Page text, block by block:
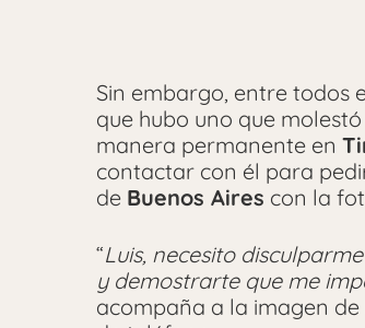
Sin embargo, entre todos
que hubo uno que
manera permanente en
contactar con él para
de Buenos Aires con la
“Luis, necesito
y demostrarte que me
acompaña a la imagen de